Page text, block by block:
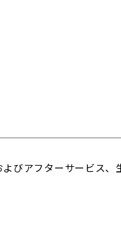
びアフターサービス、